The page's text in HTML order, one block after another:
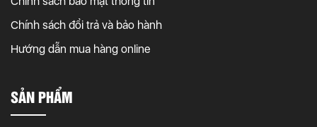
Chính sách đổi trả và bảo hành
Hướng dẫn mua hàng online
SẢN PHẨM